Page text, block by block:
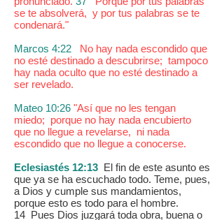
se te absolverá, y por tus palabras se te
condenará."
Marcos 4:22
No hay nada escondido que
no esté destinado a descubrirse; tampoco
hay nada oculto que no esté destinado a
ser revelado.
Mateo 10:26 "Así que no les tengan
miedo; porque no hay nada encubierto
que no llegue a revelarse, ni nada
escondido que no llegue a conocerse.
Eclesiastés 12:13 El fin de este asunto es
que ya se ha escuchado todo. Teme, pues,
a Dios y cumple sus mandamientos,
porque esto es todo para el hombre.
14 Pues Dios juzgará toda obra, buena o